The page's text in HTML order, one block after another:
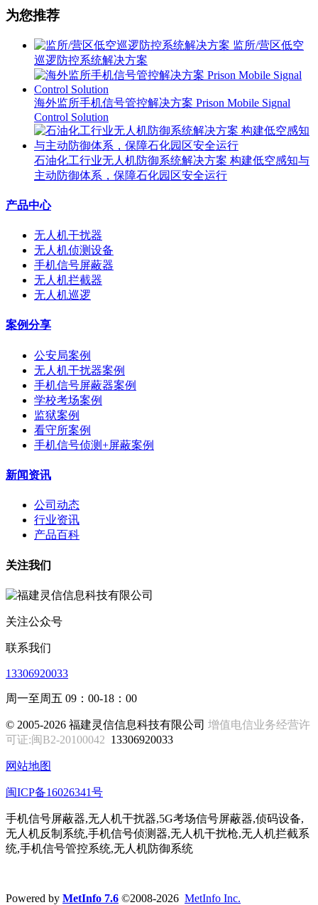
为您推荐
监所/营区低空
巡逻防控系统解决方案
海外监所手机信号管控解决方案 Prison Mobile Signal
Control Solution
石油化工行业无人机防御系统解决方案 构建低空感知与
主动防御体系，保障石化园区安全运行
产品中心
无人机干扰器
无人机侦测设备
手机信号屏蔽器
无人机拦截器
无人机巡逻
案例分享
公安局案例
无人机干扰器案例
手机信号屏蔽器案例
学校考场案例
监狱案例
看守所案例
手机信号侦测+屏蔽案例
新闻资讯
公司动态
行业资讯
产品百科
关注我们
关注公众号
联系我们
13306920033
周一至周五 09：00-18：00
© 2005-2026 福建灵信信息科技有限公司 增值电信业务经营许
可证:闽B2-20100042 13306920033
网站地图
闽ICP备16026341号
手机信号屏蔽器,无人机干扰器,5G考场信号屏蔽器,侦码设备,
无人机反制系统,手机信号侦测器,无人机干扰枪,无人机拦截系
统,手机信号管控系统,无人机防御系统
Powered by MetInfo 7.6 ©2008-2026 MetInfo Inc.